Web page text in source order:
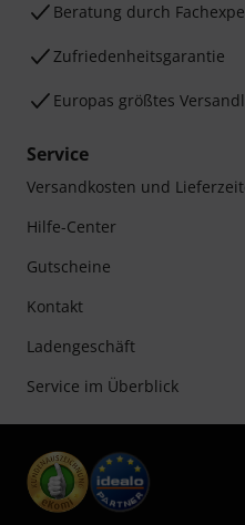
Beratung durch
Zufriedenheitsgarantie
Europas größtes
Service
Versandkosten und
Hilfe-Center
Gutscheine
Kontakt
Ladengeschäft
Service im Überblick